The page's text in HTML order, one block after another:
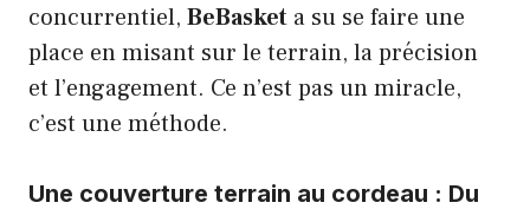
concurrentiel, BeBasket a su se faire une
place en misant sur le terrain, la précision
et l’engagement. Ce n’est pas un miracle,
c’est une méthode.
Une couverture terrain au cordeau : Du